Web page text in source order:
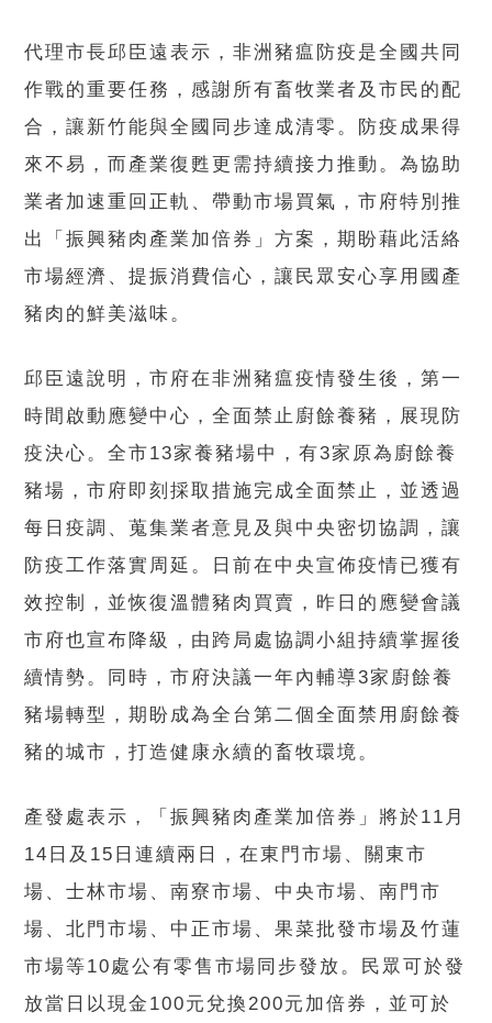
代理市長邱臣遠表示，非洲豬瘟防疫是全國共同
作戰的重要任務，感謝所有畜牧業者及市民的配
合，讓新竹能與全國同步達成清零。防疫成果得
來不易，而產業復甦更需持續接力推動。為協助
業者加速重回正軌、帶動市場買氣，市府特別推
出「振興豬肉產業加倍券」方案，期盼藉此活絡
市場經濟、提振消費信心，讓民眾安心享用國產
豬肉的鮮美滋味。
邱臣遠說明，市府在非洲豬瘟疫情發生後，第一
時間啟動應變中心，全面禁止廚餘養豬，展現防
疫決心。全市13家養豬場中，有3家原為廚餘養
豬場，市府即刻採取措施完成全面禁止，並透過
每日疫調、蒐集業者意見及與中央密切協調，讓
防疫工作落實周延。日前在中央宣佈疫情已獲有
效控制，並恢復溫體豬肉買賣，昨日的應變會議
市府也宣布降級，由跨局處協調小組持續掌握後
續情勢。同時，市府決議一年內輔導3家廚餘養
豬場轉型，期盼成為全台第二個全面禁用廚餘養
豬的城市，打造健康永續的畜牧環境。
產發處表示，「振興豬肉產業加倍券」將於11月
14日及15日連續兩日，在東門市場、關東市
場、士林市場、南寮市場、中央市場、南門市
場、北門市場、中正市場、果菜批發市場及竹蓮
市場等10處公有零售市場同步發放。民眾可於發
放當日以現金100元兌換200元加倍券，並可於